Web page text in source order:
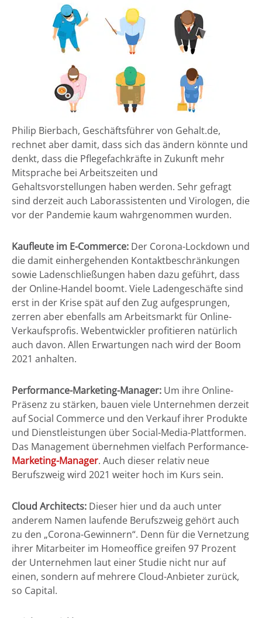
Philip Bierbach, Geschäftsführer von Gehalt.de,
rechnet aber damit, dass sich das ändern könnte und
denkt, dass die Pflegefachkräfte in Zukunft mehr
Mitsprache bei Arbeitszeiten und
Gehaltsvorstellungen haben werden. Sehr gefragt
sind derzeit auch Laborassistenten und Virologen, die
vor der Pandemie kaum wahrgenommen wurden.
Kaufleute im E-Commerce: Der Corona-Lockdown und
die damit einhergehenden Kontaktbeschränkungen
sowie Ladenschließungen haben dazu geführt, dass
der Online-Handel boomt. Viele Ladengeschäfte sind
erst in der Krise spät auf den Zug aufgesprungen,
zerren aber ebenfalls am Arbeitsmarkt für Online-
Verkaufsprofis. Webentwickler profitieren natürlich
auch davon. Allen Erwartungen nach wird der Boom
2021 anhalten.
Performance-Marketing-Manager: Um ihre Online-
Präsenz zu stärken, bauen viele Unternehmen derzeit
auf Social Commerce und den Verkauf ihrer Produkte
und Dienstleistungen über Social-Media-Plattformen.
Das Management übernehmen vielfach Performance-
Marketing-Manager. Auch dieser relativ neue
Berufszweig wird 2021 weiter hoch im Kurs sein.
Cloud Architects: Dieser hier und da auch unter
anderem Namen laufende Berufszweig gehört auch
zu den „Corona-Gewinnern“. Denn für die Vernetzung
ihrer Mitarbeiter im Homeoffice greifen 97 Prozent
der Unternehmen laut einer Studie nicht nur auf
einen, sondern auf mehrere Cloud-Anbieter zurück,
so Capital.